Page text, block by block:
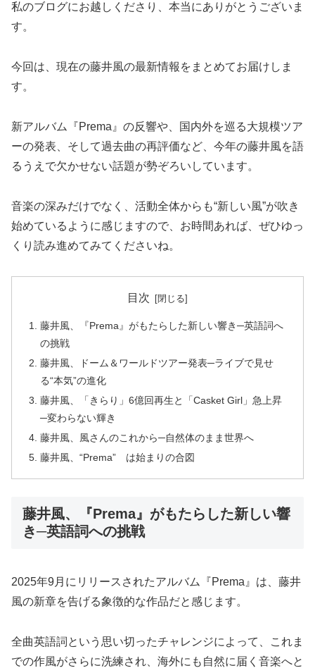
私のブログにお越しくださり、本当にありがとうございま
す。
今回は、現在の藤井風の最新情報をまとめてお届けしま
す。
新アルバム『Prema』の反響や、国内外を巡る大規模ツア
ーの発表、そして過去曲の再評価など、今年の藤井風を語
るうえで欠かせない話題が勢ぞろいしています。
音楽の深みだけでなく、活動全体からも“新しい風”が吹き
始めているように感じますので、お時間あれば、ぜひゆっ
くり読み進めてみてくださいね。
目次
藤井風、『Prema』がもたらした新しい響き─英語詞へ
の挑戦
藤井風、ドーム＆ワールドツアー発表─ライブで見せ
る“本気”の進化
藤井風、「きらり」6億回再生と「Casket Girl」急上昇
─変わらない輝き
藤井風、風さんのこれから─自然体のまま世界へ
藤井風、“Prema” は始まりの合図
藤井風、『Prema』がもたらした新しい響
き─英語詞への挑戦
2025年9月にリリースされたアルバム『Prema』は、藤井
風の新章を告げる象徴的な作品だと感じます。
全曲英語詞という思い切ったチャレンジによって、これま
での作風がさらに洗練され、海外にも自然に届く音楽へと